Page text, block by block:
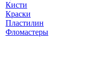
Кисти
Краски
Пластилин
Фломастеры